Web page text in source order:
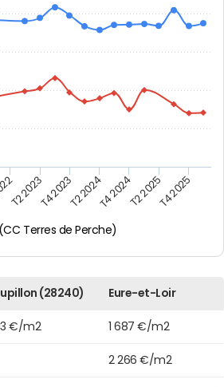
Terres de Perche)
T2 2023T4 2023T2 2024T4 2024T2 2025T4 2025
(28240) Eure-et-Loir
€/m2 1 687 €/m2
2 266 €/m2